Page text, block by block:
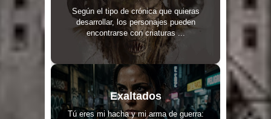
Según el tipo de crónica que quieras
desarrollar, los personajes pueden
encontrarse con criaturas ...
Exaltados
Tú eres mi hacha y mi arma de guerra: